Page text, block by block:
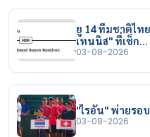
ยู 14 ทีมชาติไท
เทนนิส" ที่เช็ก…
03-08-2026
"ไรอัน" พ่ายรอ
03-08-2026